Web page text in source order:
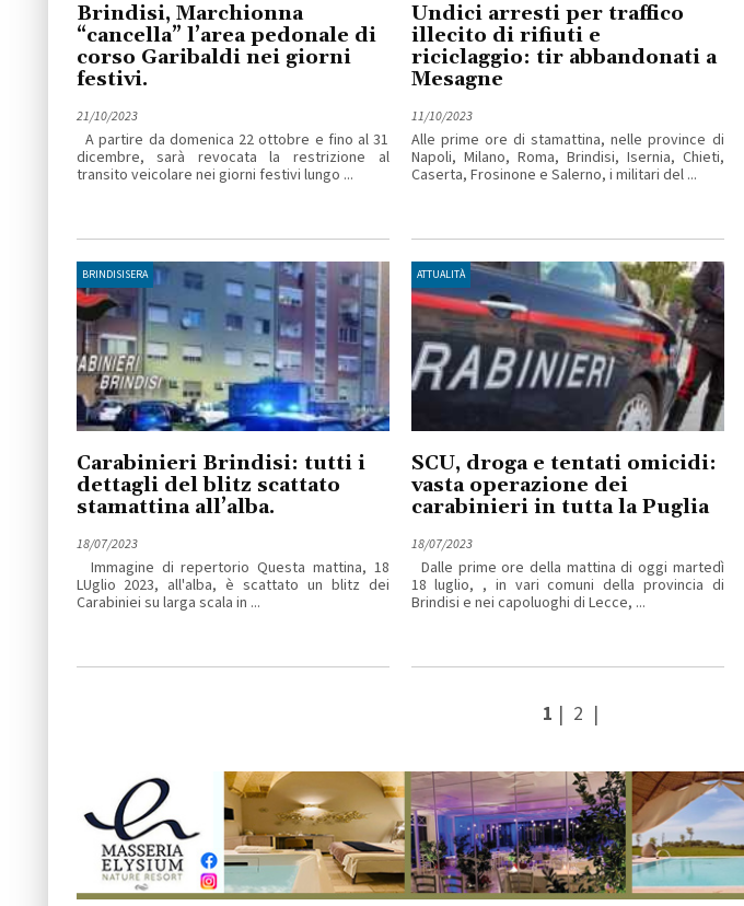
Brindisi, Marchionna
“cancella” l’area pedonale di
corso Garibaldi nei giorni
festivi.
21/10/2023
A partire da domenica 22 ottobre e fino al 31
dicembre, sarà revocata la restrizione al
transito veicolare nei giorni festivi lungo ...
Undici arresti per traffico
illecito di rifiuti e
riciclaggio: tir abbandonati a
Mesagne
11/10/2023
Alle prime ore di stamattina, nelle province di
Napoli, Milano, Roma, Brindisi, Isernia, Chieti,
Caserta, Frosinone e Salerno, i militari del ...
BRINDISISERA
Carabinieri Brindisi: tutti i
dettagli del blitz scattato
stamattina all’alba.
18/07/2023
Immagine di repertorio Questa mattina, 18
LUglio 2023, all'alba, è scattato un blitz dei
Carabiniei su larga scala in ...
ATTUALITÀ
SCU, droga e tentati omicidi:
vasta operazione dei
carabinieri in tutta la Puglia
18/07/2023
Dalle prime ore della mattina di oggi martedì
18 luglio, , in vari comuni della provincia di
Brindisi e nei capoluoghi di Lecce, ...
1 | 2 |